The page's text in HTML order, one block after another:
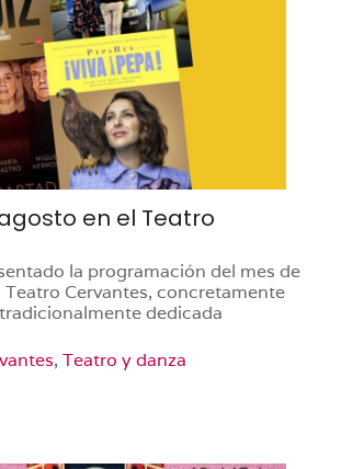
en el Teatro
la programación del mes de
Cervantes, concretamente
dedicada
, Teatro y danza